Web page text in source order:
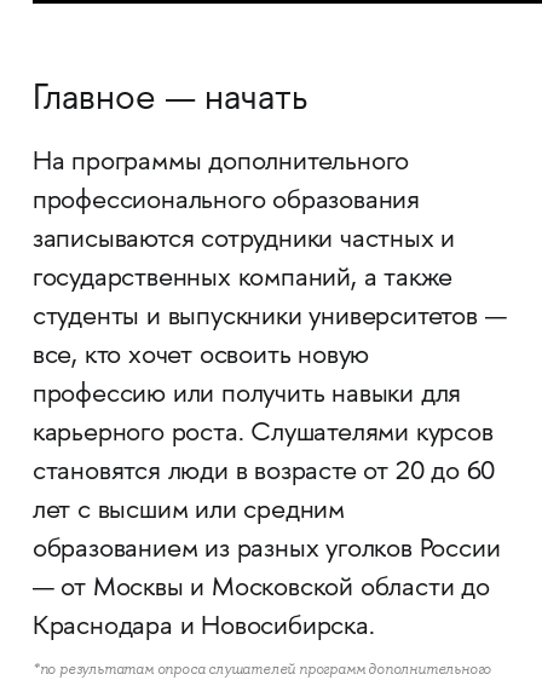
Главное — начать
На программы дополнительного
профессионального образования
записываются сотрудники частных и
государственных компаний, а также
студенты и выпускники университетов —
все, кто хочет освоить новую
профессию или получить навыки для
карьерного роста. Слушателями курсов
становятся люди в возрасте от 20 до 60
лет с высшим или средним
образованием из разных уголков России
— от Москвы и Московской области до
Краснодара и Новосибирска.
*по результатам опроса слушателей программ дополнительного